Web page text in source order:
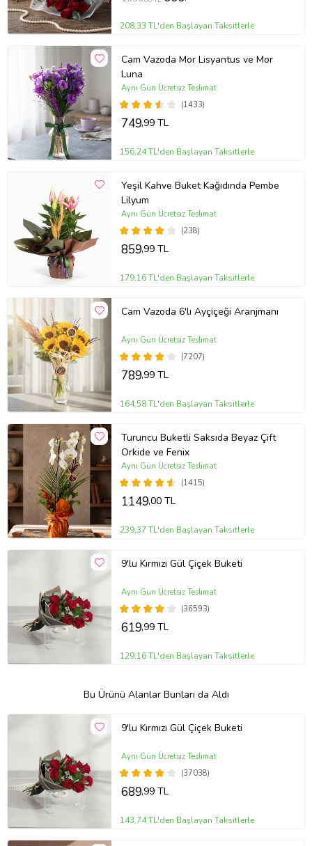
208,33 TL'den Başlayan Taksitlerle
Cam Vazoda Mor Lisyantus ve Mor
Luna
(1433)
Aynı Gün Ücretsiz Teslimat
749,99 TL
156,24 TL'den Başlayan Taksitlerle
Yeşil Kahve Buket Kağıdında Pembe
Lilyum
(238)
Aynı Gün Ücretsiz Teslimat
859,99 TL
179,16 TL'den Başlayan Taksitlerle
Cam Vazoda 6'lı Ayçiçeği Aranjmanı
(7207)
Aynı Gün Ücretsiz Teslimat
789,99 TL
164,58 TL'den Başlayan Taksitlerle
Turuncu Buketli Saksıda Beyaz Çift
Orkide ve Fenix
(1415)
Aynı Gün Ücretsiz Teslimat
1149,00 TL
239,37 TL'den Başlayan Taksitlerle
9'lu Kırmızı Gül Çiçek Buketi
(36593)
Aynı Gün Ücretsiz Teslimat
619,99 TL
129,16 TL'den Başlayan Taksitlerle
Bu Ürünü Alanlar Bunları da Aldı
9'lu Kırmızı Gül Çiçek Buketi
(37038)
Aynı Gün Ücretsiz Teslimat
689,99 TL
143,74 TL'den Başlayan Taksitlerle